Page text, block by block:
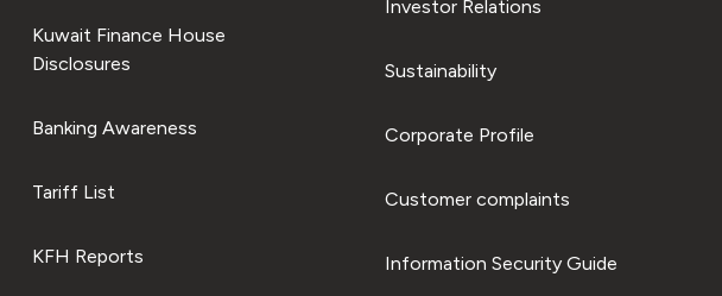
Kuwait Finance House
Disclosures
Banking Awareness
Tariff List
KFH Reports
Investor Relations
Sustainability
Corporate Profile
Customer complaints
Information Security Guide